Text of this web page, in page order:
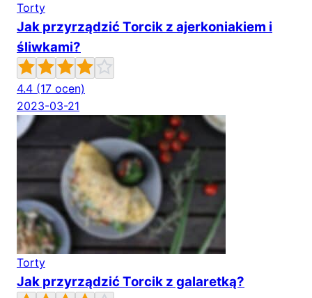
Torty
Jak przyrządzić Torcik z ajerkoniakiem i
śliwkami?
4.4 (17 ocen)
2023-03-21
Torty
Jak przyrządzić Torcik z galaretką?